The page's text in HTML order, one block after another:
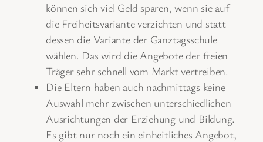
können sich viel Geld sparen, wenn sie auf
die Freiheitsvariante verzichten und statt
dessen die Variante der Ganztagsschule
wählen. Das wird die Angebote der freien
Träger sehr schnell vom Markt vertreiben.
Die Eltern haben auch nachmittags keine
Auswahl mehr zwischen unterschiedlichen
Ausrichtungen der Erziehung und Bildung.
Es gibt nur noch ein einheitliches Angebot,